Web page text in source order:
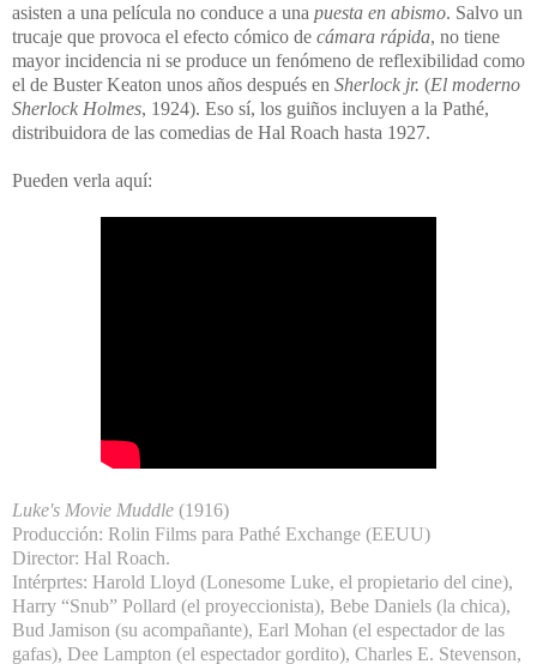
asisten a una película no conduce a una puesta en abismo. Salvo un
trucaje que provoca el efecto cómico de cámara rápida, no tiene
mayor incidencia ni se produce un fenómeno de reflexibilidad como
el de Buster Keaton unos años después en Sherlock jr. (El moderno
Sherlock Holmes, 1924). Eso sí, los guiños incluyen a la Pathé,
distribuidora de las comedias de Hal Roach hasta 1927.
Pueden verla aquí:
Luke's Movie Muddle (1916)
Producción: Rolin Films para Pathé Exchange (EEUU)
Director: Hal Roach.
Intérprtes: Harold Lloyd (Lonesome Luke, el propietario del cine),
Harry “Snub” Pollard (el proyeccionista), Bebe Daniels (la chica),
Bud Jamison (su acompañante), Earl Mohan (el espectador de las
gafas), Dee Lampton (el espectador gordito), Charles E. Stevenson,